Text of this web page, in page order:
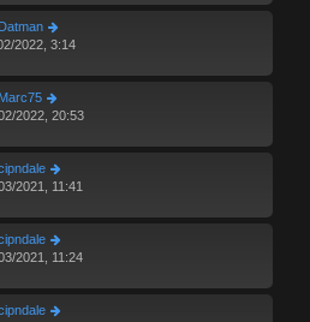
Datman
2022, 3:14
Marc75
2022, 20:53
2021, 11:41
2021, 11:24